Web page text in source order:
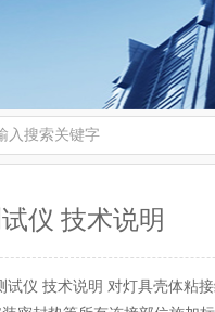
仪 技术说明
试仪 技术说明 对灯具壳体粘